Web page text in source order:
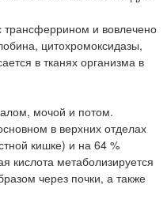
трансферрином и вовлечено
цитохромоксидазы,
в тканях организма в
мочой и потом.
в верхних отделах
кишке) и на 64 %
кислота метаболизируется
через почки, а также